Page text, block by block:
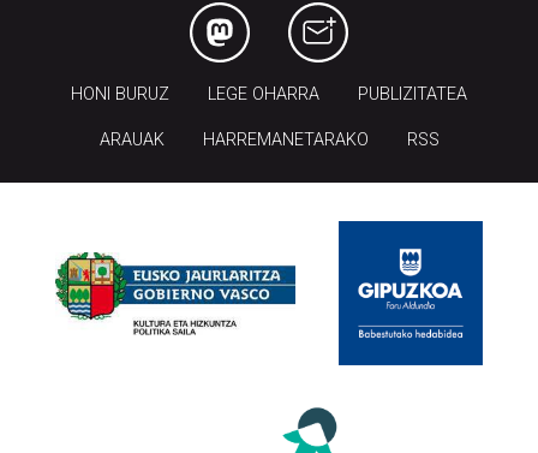
HONI BURUZ LEGE OHARRA PUBLIZITATEA
ARAUAK HARREMANETARAKO RSS